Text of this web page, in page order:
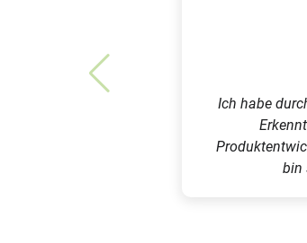
Ich habe
bin